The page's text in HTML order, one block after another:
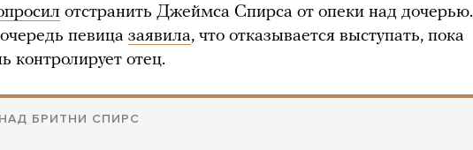
отстранить Джеймса Спирса от опеки над дочерью.
певица заявила, что отказывается выступать, пока
контролирует отец.
БРИТНИ СПИРС